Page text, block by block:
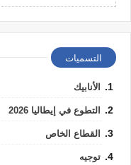
التسميات
الأنابيك
التطوع في إيطاليا 2026
القطاع الخاص
توجيه